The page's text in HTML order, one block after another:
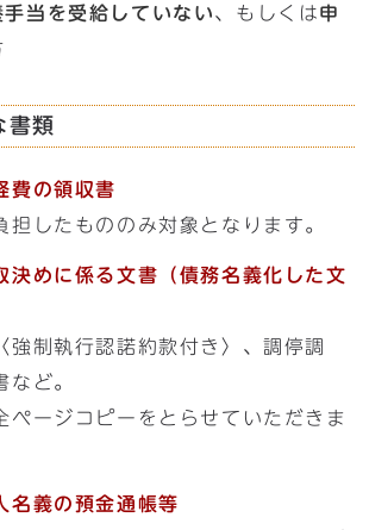
手当を受給していない、もしくは申
書類
費の領収書
担したもののみ対象となります。
決めに係る文書（債務名義化した文
強制執行認諾約款付き〉、調停調
など。
ページコピーをとらせていただきま
名義の預金通帳等